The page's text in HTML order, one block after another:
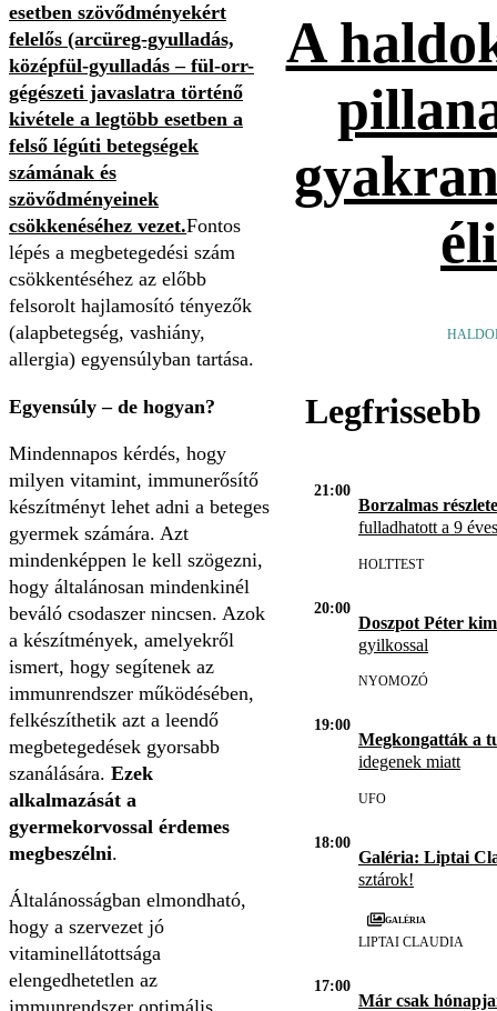
esetben szövődményekért
felelős (arcüreg-gyulladás,
középfül-gyulladás – fül-orr-
gégészeti javaslatra történő
kivétele a legtöbb esetben a
felső légúti betegségek
számának és
szövődményeinek
csökkenéséhez vezet.Fontos
lépés a megbetegedési szám
csökkentéséhez az előbb
felsorolt hajlamosító tényezők
(alapbetegség, vashiány,
allergia) egyensúlyban tartása.
Egyensúly – de hogyan?
Mindennapos kérdés, hogy
milyen vitamint, immunerősítő
készítményt lehet adni a beteges
gyermek számára. Azt
mindenképpen le kell szögezni,
hogy általánosan mindenkinél
beváló csodaszer nincsen. Azok
a készítmények, amelyekről
ismert, hogy segítenek az
immunrendszer működésében,
felkészíthetik azt a leendő
megbetegedések gyorsabb
szanálására. Ezek
alkalmazását a
gyermekorvossal érdemes
megbeszélni.
Általánosságban elmondható,
hogy a szervezet jó
vitaminellátottsága
elengedhetetlen az
A
Legfrissebb
21:00
Borzalmas
fulladhatott a 9
HOLTTEST
20:00
Doszpot Péter
gyilkossal
NYOMOZÓ
19:00
Megkongatták a
idegenek miatt
UFO
18:00
Galéria: Liptai
sztárok!
Galéria
LIPTAI CLAUDIA
17:00
Már csak